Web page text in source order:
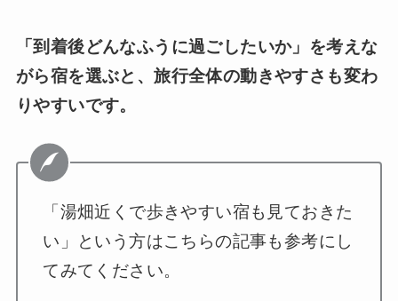
「到着後どんなふうに過ごしたいか」を考えな
がら宿を選ぶと、旅行全体の動きやすさも変わ
りやすいです。
「湯畑近くで歩きやすい宿も見ておきた
い」という方はこちらの記事も参考にし
てみてください。